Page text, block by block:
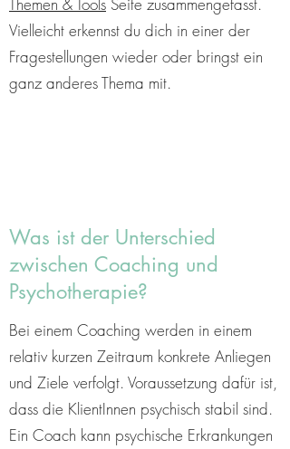
Vielleicht erkennst du dich in einer der
Fragestellungen wieder oder bringst ein
ganz anderes Thema mit.
Was ist der Unterschied
zwischen Coaching und
Psychotherapie?
Bei einem Coaching werden in einem
relativ kurzen Zeitraum konkrete Anliegen
und Ziele verfolgt. Voraussetzung dafür ist,
dass die KlientInnen psychisch stabil sind.
Ein Coach kann psychische Erkrankungen